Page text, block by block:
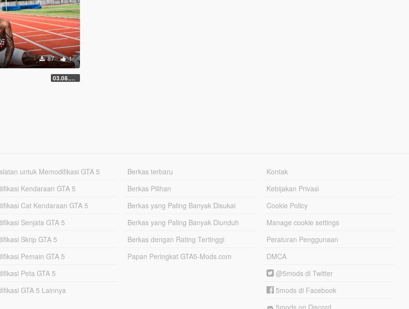
87 1
03.08.2026
untuk Memodifikasi GTA 5
Kendaraan GTA 5
Cat Kendaraan GTA 5
Senjata GTA 5
Skrip GTA 5
Pemain GTA 5
Peta GTA 5
GTA 5 Lainnya
Berkas terbaru
Berkas Pilihan
Berkas yang Paling Banyak Disukai
Berkas yang Paling Banyak Diunduh
Berkas dengan Rating Tertinggi
Papan Peringkat GTA5-Mods.com
Kontak
Kebijakan Privasi
Cookie Policy
Manage cookie settings
Peraturan Penggunaan
DMCA
@5mods di Twitter
5mods di Facebook
5mods on Discord